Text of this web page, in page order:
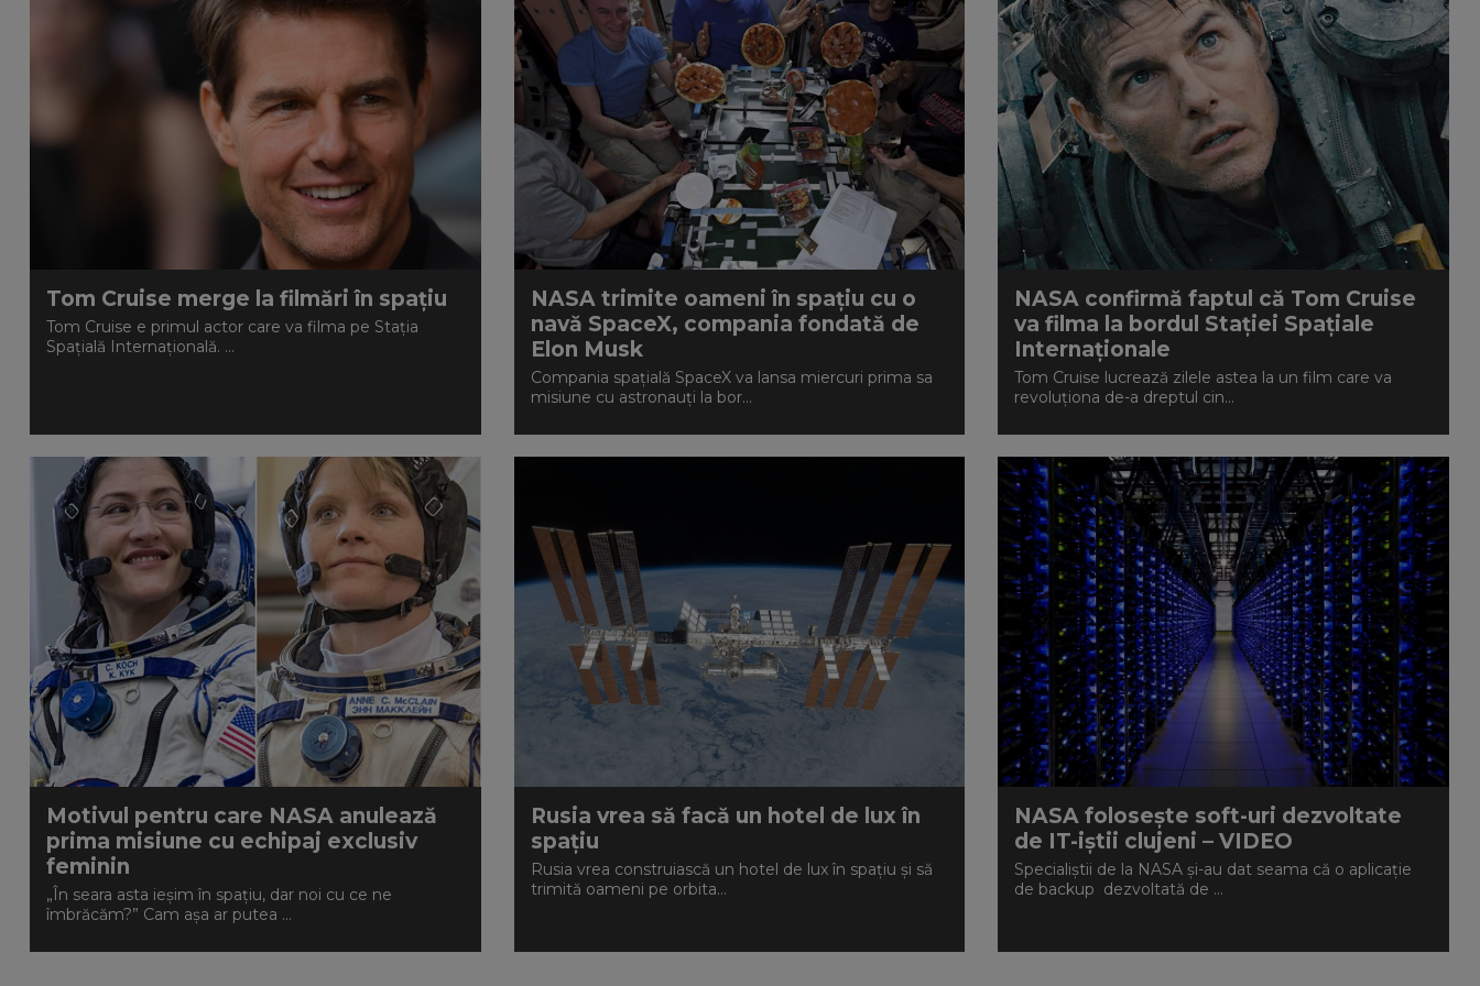
Tom Cruise merge la filmări în spațiu
Tom Cruise e primul actor care va filma pe Stația
Spațială Internațională. ...
NASA trimite oameni în spațiu cu o
navă SpaceX, compania fondată de
Elon Musk
Compania spațială SpaceX va lansa miercuri prima sa
misiune cu astronauți la bor...
NASA confirmă faptul că Tom Cruise
va filma la bordul Stației Spațiale
Internaționale
Tom Cruise lucrează zilele astea la un film care va
revoluționa de-a dreptul cin...
Motivul pentru care NASA anulează
prima misiune cu echipaj exclusiv
feminin
„În seara asta ieșim în spațiu, dar noi cu ce ne
îmbrăcăm?” Cam așa ar putea ...
Rusia vrea să facă un hotel de lux în
spațiu
Rusia vrea construiască un hotel de lux în spațiu și să
trimită oameni pe orbita...
NASA folosește soft-uri dezvoltate
de IT-iștii clujeni – VIDEO
Specialiștii de la NASA și-au dat seama că o aplicație
de backup dezvoltată de ...